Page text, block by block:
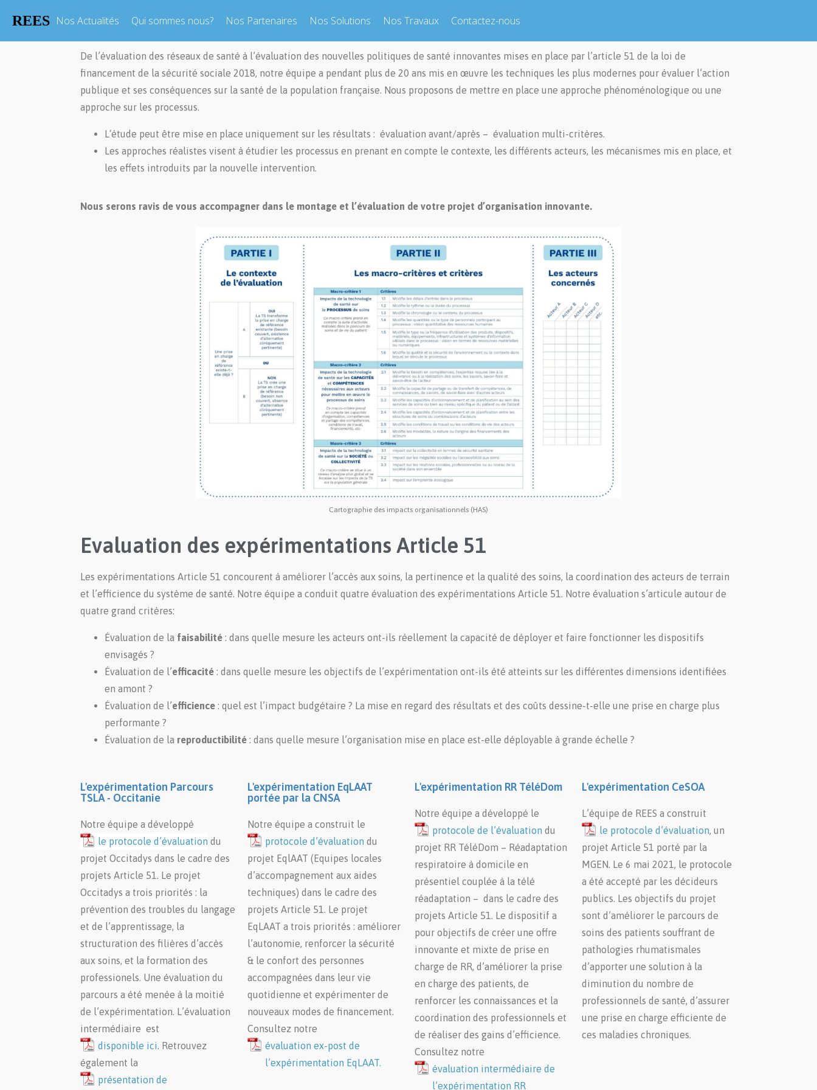
REES Nos Actualités Qui sommes nous? Nos Partenaires Nos Solutions Nos Travaux Contactez-nous
De l’évaluation des réseaux de santé à l’évaluation des nouvelles politiques de santé innovantes mises en place par l’article 51 de la loi de
financement de la sécurité sociale 2018, notre équipe a pendant plus de 20 ans mis en œuvre les techniques les plus modernes pour évaluer l’action
publique et ses conséquences sur la santé de la population française. Nous proposons de mettre en place une approche phénoménologique ou une
approche sur les processus.
L‘étude peut être mise en place uniquement sur les résultats : évaluation avant/après – évaluation multi-critères.
Les approches réalistes visent à étudier les processus en prenant en compte le contexte, les différents acteurs, les mécanismes mis en place, et
les effets introduits par la nouvelle intervention.
Nous serons ravis de vous accompagner dans le montage et l’évaluation de votre projet d’organisation innovante.
Cartographie des impacts organisationnels (HAS)
Evaluation des expérimentations Article 51
Les expérimentations Article 51 concourent à améliorer l’accès aux soins, la pertinence et la qualité des soins, la coordination des acteurs de terrain
et l’efficience du système de santé. Notre équipe a conduit quatre évaluation des expérimentations Article 51. Notre évaluation s’articule autour de
quatre grand critères:
Évaluation de la faisabilité : dans quelle mesure les acteurs ont-ils réellement la capacité de déployer et faire fonctionner les dispositifs
envisagés ?
Évaluation de l’efficacité : dans quelle mesure les objectifs de l’expérimentation ont-ils été atteints sur les différentes dimensions identifiées
en amont ?
Évaluation de l’efficience : quel est l’impact budgétaire ? La mise en regard des résultats et des coûts dessine-t-elle une prise en charge plus
performante ?
Évaluation de la reproductibilité : dans quelle mesure l’organisation mise en place est-elle déployable à grande échelle ?
L'expérimentation Parcours
TSLA - Occitanie
Notre équipe a développé
le protocole d’évaluation du
projet Occitadys dans le cadre des
projets Article 51. Le projet
Occitadys a trois priorités : la
prévention des troubles du langage
et de l’apprentissage, la
structuration des filières d’accès
aux soins, et la formation des
professionels. Une évaluation du
parcours a été menée à la moitié
de l’expérimentation. L’évaluation
intermédiaire est
disponible ici. Retrouvez
également la
présentation de
L'expérimentation EqLAAT
portée par la CNSA
Notre équipe a construit le
protocole d’évaluation du
projet EqlAAT (Equipes locales
d’accompagnement aux aides
techniques) dans le cadre des
projets Article 51. Le projet
EqLAAT a trois priorités : améliorer
l’autonomie, renforcer la sécurité
& le confort des personnes
accompagnées dans leur vie
quotidienne et expérimenter de
nouveaux modes de financement.
Consultez notre
évaluation ex-post de
l’expérimentation EqLAAT.
L'expérimentation RR TéléDom
Notre équipe a développé le
protocole de l’évaluation du
projet RR TéléDom – Réadaptation
respiratoire à domicile en
présentiel couplée à la télé
réadaptation – dans le cadre des
projets Article 51. Le dispositif a
pour objectifs de créer une offre
innovante et mixte de prise en
charge de RR, d’améliorer la prise
en charge des patients, de
renforcer les connaissances et la
coordination des professionnels et
de réaliser des gains d’efficience.
Consultez notre
évaluation intermédiaire de
l’expérimentation RR
L'expérimentation CeSOA
L’équipe de REES a construit
le protocole d’évaluation, un
projet Article 51 porté par la
MGEN. Le 6 mai 2021, le protocole
a été accepté par les décideurs
publics. Les objectifs du projet
sont d’améliorer le parcours de
soins des patients souffrant de
pathologies rhumatismales
d’apporter une solution à la
diminution du nombre de
professionnels de santé, d’assurer
une prise en charge efficiente de
ces maladies chroniques.